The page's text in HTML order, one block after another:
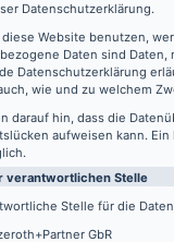
Datenschutzerklärung.
diese Website benutzen,
Daten sind
Datenschutzerklärung
wie und zu welchem
darauf hin, dass die
aufweisen kann.
verantwortlichen Stelle
Stelle für die
GbR